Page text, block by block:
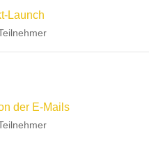
Launch
der E-Mails